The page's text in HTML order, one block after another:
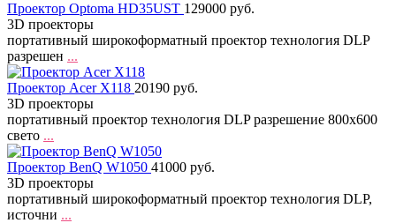
Проектор Optoma HD35UST 129000 руб.
3D проекторы
портативный широкоформатный проектор технология DLP
разрешен ...
Проектор Acer X118 20190 руб.
3D проекторы
портативный проектор технология DLP разрешение 800x600
свето ...
Проектор BenQ W1050 41000 руб.
3D проекторы
портативный широкоформатный проектор технология DLP,
источни ...